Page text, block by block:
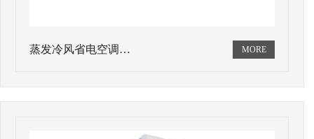
蒸发冷风省电空调…